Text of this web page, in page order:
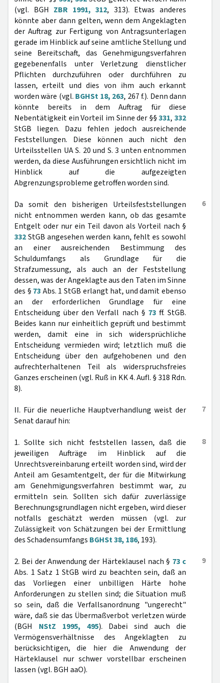
(vgl. BGH ZBR 1991, 312, 313). Etwas anderes
könnte aber dann gelten, wenn dem Angeklagten
der Auftrag zur Fertigung von Antragsunterlagen
gerade im Hinblick auf seine amtliche Stellung und
seine Bereitschaft, das Genehmigungsverfahren
gegebenenfalls unter Verletzung dienstlicher
Pflichten durchzuführen oder durchführen zu
lassen, erteilt und dies von ihm auch erkannt
worden wäre (vgl. BGHSt 18, 263, 267 f.). Denn dann
könnte bereits in dem Auftrag für diese
Nebentätigkeit ein Vorteil im Sinne der §§331, 332
StGB liegen. Dazu fehlen jedoch ausreichende
Feststellungen. Diese können auch nicht den
Urteilsstellen UA S. 20 und S. 3 unten entnommen
werden, da diese Ausführungen ersichtlich nicht im
Hinblick auf die aufgezeigten
Abgrenzungsprobleme getroffen worden sind.
6
Da somit den bisherigen Urteilsfeststellungen
nicht entnommen werden kann, ob das gesamte
Entgelt oder nur ein Teil davon als Vorteil nach §
332StGB angesehen werden kann, fehlt es sowohl
an einer ausreichenden Bestimmung des
Schuldumfangs als Grundlage für die
Strafzumessung, als auch an der Feststellung
dessen, was der Angeklagte aus den Taten im Sinne
des § 73Abs. 1 StGB erlangt hat, und damit ebenso
an der erforderlichen Grundlage für eine
Entscheidung über den Verfall nach § 73ff. StGB.
Beides kann nur einheitlich geprüft und bestimmt
werden, damit eine in sich widersprüchliche
Entscheidung vermieden wird; letztlich muß die
Entscheidung über den aufgehobenen und den
aufrechterhaltenen Teil als widerspruchsfreies
Ganzes erscheinen (vgl. Ruß in KK 4. Aufl. § 318 Rdn.
8).
7
II. Für die neuerliche Hauptverhandlung weist der
Senat darauf hin:
8
1. Sollte sich nicht feststellen lassen, daß die
jeweiligen Aufträge im Hinblick auf die
Unrechtsvereinbarung erteilt worden sind, wird der
Anteil am Gesamtentgelt, der für die Mitwirkung
am Genehmigungsverfahren bestimmt war, zu
ermitteln sein. Sollten sich dafür zuverlässige
Berechnungsgrundlagen nicht ergeben, wird dieser
notfalls geschätzt werden müssen (vgl. zur
Zulässigkeit von Schätzungen bei der Ermittlung
des Schadensumfangs BGHSt 38, 186, 193).
9
2. Bei der Anwendung der Härteklausel nach § 73 c
Abs. 1 Satz 1 StGB wird zu beachten sein, daß an
das Vorliegen einer unbilligen Härte hohe
Anforderungen zu stellen sind; die Situation muß
so sein, daß die Verfallsanordnung "ungerecht"
wäre, daß sie das Übermaßverbot verletzen würde
(BGH NStZ 1995, 495). Dabei sind auch die
Vermögensverhältnisse des Angeklagten zu
berücksichtigen, die hier die Anwendung der
Härteklausel nur schwer vorstellbar erscheinen
lassen (vgl. BGH aaO).